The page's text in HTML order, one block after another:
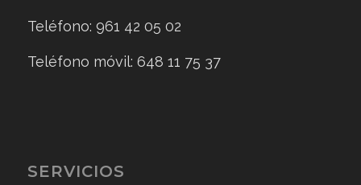
Teléfono: 961 42 05 02
Teléfono móvil: 648 11 75 37
SERVICIOS